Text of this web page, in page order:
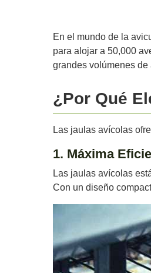
En el mundo de la
para alojar a 50,000
grandes volúmenes de
¿Por Qué
Las jaulas avícolas
1. Máxima
Las jaulas avícolas
Con un diseño